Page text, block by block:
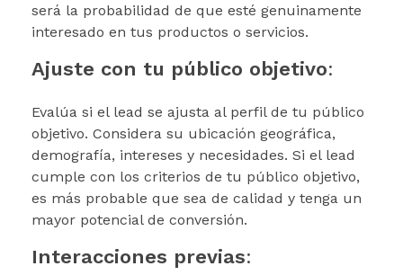
será la probabilidad de que esté genuinamente
interesado en tus productos o servicios.
Ajuste con tu público objetivo:
Evalúa si el lead se ajusta al perfil de tu público
objetivo. Considera su ubicación geográfica,
demografía, intereses y necesidades. Si el lead
cumple con los criterios de tu público objetivo,
es más probable que sea de calidad y tenga un
mayor potencial de conversión.
Interacciones previas: